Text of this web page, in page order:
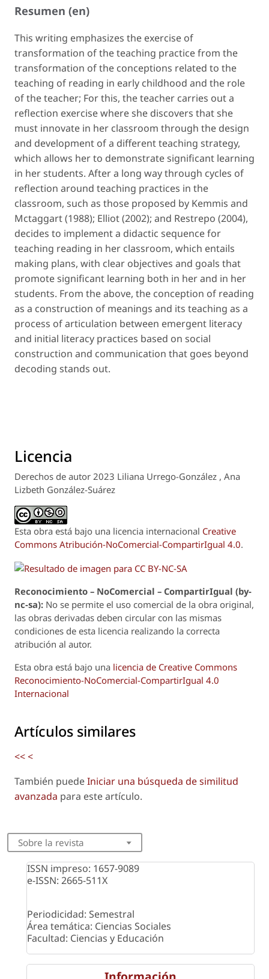
Resumen (en)
This writing emphasizes the exercise of
transformation of the teaching practice from the
transformation of the conceptions related to the
teaching of reading in early childhood and the role
of the teacher; For this, the teacher carries out a
reflection exercise where she discovers that she
must innovate in her classroom through the design
and development of a different teaching strategy,
which allows her to demonstrate significant learning
in her students. After a long way through cycles of
reflection around teaching practices in the
classroom, such as those proposed by Kemmis and
Mctaggart (1988); Elliot (2002); and Restrepo (2004),
decides to implement a didactic sequence for
teaching reading in her classroom, which entails
making plans, with clear objectives and goals that
promote significant learning both in her and in her
students. From the above, the conception of reading
as a construction of meanings and its teaching as a
process of articulation between emergent literacy
and initial literacy practices based on social
construction and communication that goes beyond
decoding stands out.
Licencia
Derechos de autor 2023 Liliana Urrego-González , Ana
Lizbeth González-Suárez
Esta obra está bajo una licencia internacional Creative
Commons Atribución-NoComercial-CompartirIgual 4.0.
Reconocimiento – NoComercial – CompartirIgual (by-
nc-sa): No se permite el uso comercial de la obra original,
las obras derivadas deben circular con las mismas
condiciones de esta licencia realizando la correcta
atribución al autor.
Esta obra está bajo una licencia de Creative Commons
Reconocimiento-NoComercial-CompartirIgual 4.0
Internacional
Artículos similares
<<<
También puedeIniciar una búsqueda de similitud
avanzada para este artículo.
Sobre la revista
ISSN impreso: 1657-9089
e-ISSN: 2665-511X
Periodicidad: Semestral
Área temática: Ciencias Sociales
Facultad: Ciencias y Educación